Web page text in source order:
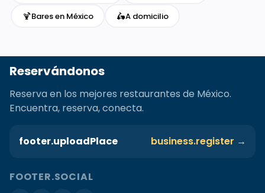
🍹Bares en México 🛵A domicilio
Reservándonos
Reserva en los mejores restaurantes de México.
Encuentra, reserva, conecta.
footer.uploadPlace business.register →
FOOTER.SOCIAL